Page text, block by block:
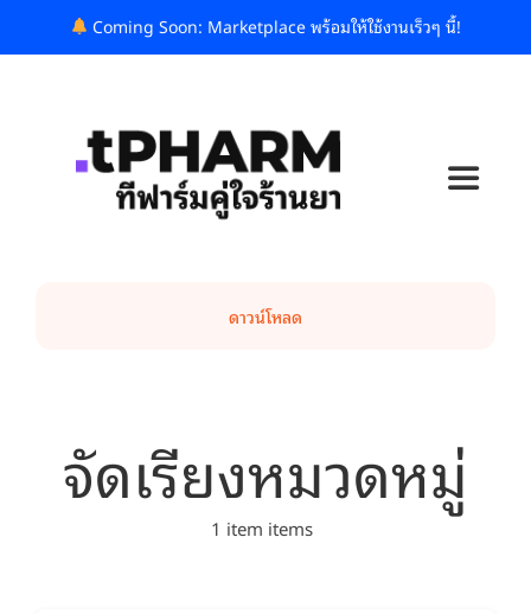
to
Coming Soon: Marketplace พร้อมให้ใช้งานเร็วๆ นี้!
Toggle
รู้จักเรา
ดาวน์โหลด
จัดเรียงหมวดหมู่
1 item items